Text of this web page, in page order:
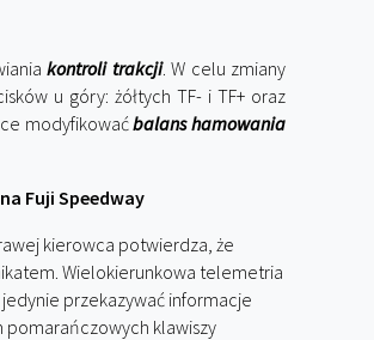
kontroli trakcji. W celu zmiany
u góry: żółtych TF- i TF+ oraz
modyfikowaćbalans hamowania
Fuji Speedway
kierowca potwierdza, że
Wielokierunkowa telemetria
przekazywać informacje
klawiszy